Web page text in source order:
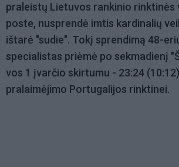
praleistų Lietuvos rankinio rinktinės
poste, nusprendė imtis kardinalių
ištarė "sudie". Tokį sprendimą 48-
specialistas priėmė po sekmadienį
vos 1 įvarčio skirtumu - 23:24
pralaimėjimo Portugalijos rinktinei.